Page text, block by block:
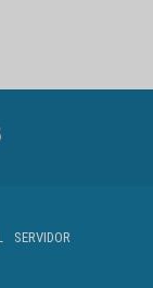
SERVIDOR